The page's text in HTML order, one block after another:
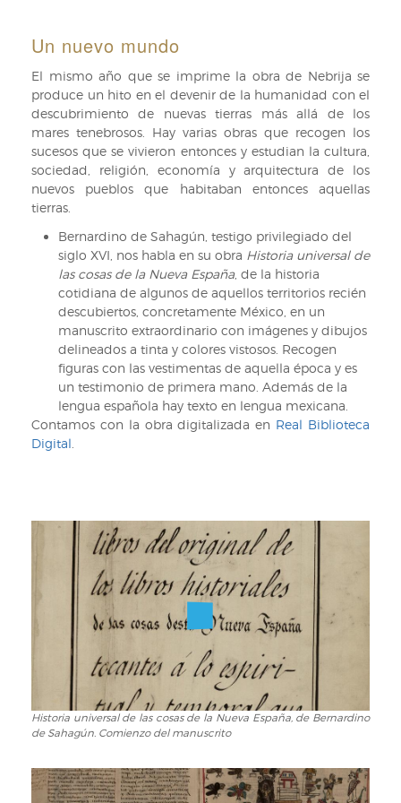
Nebrija.
1492.
Colofón
Un nuevo mundo
El mismo año que se imprime la obra de Nebrija se
produce un hito en el devenir de la humanidad con el
descubrimiento de nuevas tierras más allá de los
mares tenebrosos. Hay varias obras que recogen los
sucesos que se vivieron entonces y estudian la cultura,
sociedad, religión, economía y arquitectura de los
nuevos pueblos que habitaban entonces aquellas
tierras.
Bernardino de Sahagún, testigo privilegiado del
siglo XVI, nos habla en su obra Historia universal de
las cosas de la Nueva España, de la historia
cotidiana de algunos de aquellos territorios recién
descubiertos, concretamente México, en un
manuscrito extraordinario con imágenes y dibujos
delineados a tinta y colores vistosos. Recogen
figuras con las vestimentas de aquella época y es
un testimonio de primera mano. Además de la
lengua española hay texto en lengua mexicana.
Contamos con la obra digitalizada en Real Biblioteca
Digital
Historia
universal
las
cosas
Historia universal de las cosas de la Nueva España, de Bernardino
de Sahagún. Comienzo del manuscrito